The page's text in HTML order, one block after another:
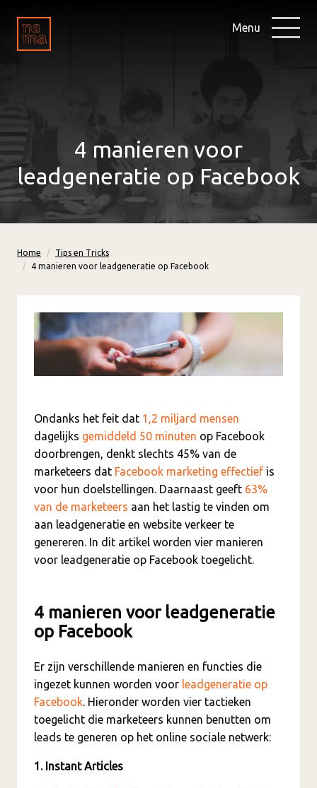
Menu
4 manieren voor
leadgeneratie op Facebook
Home
Tips en Tricks
4 manieren voor leadgeneratie op Facebook
Ondanks het feit dat 1,2 miljard mensen
dagelijks gemiddeld 50 minuten op Facebook
doorbrengen, denkt slechts 45% van de
marketeers dat Facebook marketing effectief is
voor hun doelstellingen. Daarnaast geeft 63%
van de marketeers aan het lastig te vinden om
aan leadgeneratie en website verkeer te
genereren. In dit artikel worden vier manieren
voor leadgeneratie op Facebook toegelicht.
4 manieren voor leadgeneratie
op Facebook
Er zijn verschillende manieren en functies die
ingezet kunnen worden voor leadgeneratie op
Facebook. Hieronder worden vier tactieken
toegelicht die marketeers kunnen benutten om
leads te generen op het online sociale netwerk:
1. Instant Articles